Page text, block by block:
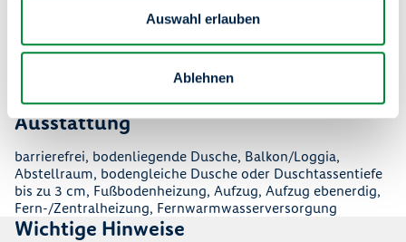
Auswahl erlauben
Ablehnen
Filter einblenden
Ausstattung
barrierefrei, bodenliegende Dusche, Balkon/Loggia,
Abstellraum, bodengleiche Dusche oder Duschtassentiefe
bis zu 3 cm, Fußbodenheizung, Aufzug, Aufzug ebenerdig,
Fern-/Zentralheizung, Fernwarmwasserversorgung
Wichtige Hinweise